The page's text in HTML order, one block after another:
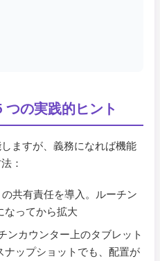
の実践的ヒント
ますが、義務になれば機能
：
の共有責任を導入。ルーチン
なってから拡大
ンカウンター上のタブレット
ナップショットでも、配置が